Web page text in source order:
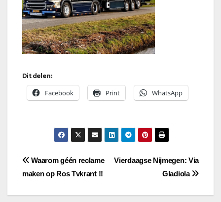
Dit delen:
Facebook Print WhatsApp
Bericht
navigatie
Vierdaagse Nijmegen: Via
Gladiola
Waarom géén reclame
maken op Ros Tvkrant !!